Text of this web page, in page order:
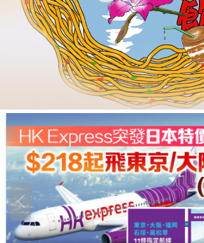
大公文匯